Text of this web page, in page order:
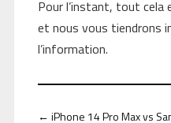
Pour l’instant, tout cela
et nous vous tiendrons
l’information.
← iPhone 14 Pro Max vs